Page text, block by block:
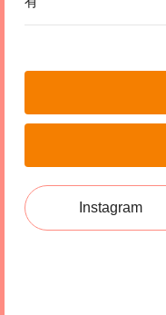
Instagram